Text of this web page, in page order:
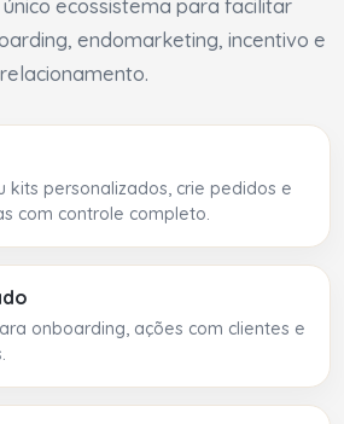
único ecossistema para facilitar
endomarketing, incentivo e
relacionamento.
kits personalizados, crie pedidos e
com controle completo.
onboarding, ações com clientes e